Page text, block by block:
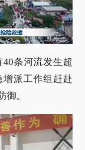
条河流发生超
派工作组赶赴
御。